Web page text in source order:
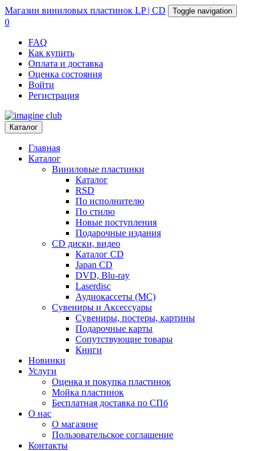
Магазин виниловых пластинок LP | CD Toggle navigation
0
FAQ
Как купить
Оплата и доставка
Оценка состояния
Войти
Регистрация
Каталог
Главная
Каталог
Виниловые пластинки
Каталог
RSD
По исполнителю
По стилю
Новые поступления
Подарочные издания
CD диски, видео
Каталог CD
Japan CD
DVD, Blu-ray
Laserdisc
Аудиокассеты (MC)
Сувениры и Аксессуары
Сувениры, постеры, картины
Подарочные карты
Сопутствующие товары
Книги
Новинки
Услуги
Оценка и покупка пластинок
Мойка пластинок
Бесплатная доставка по СПб
О нас
О магазине
Пользовательское соглашение
Контакты